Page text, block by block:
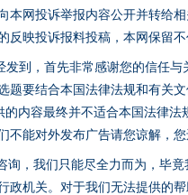
本网投诉举报内容公开并转给
反映投诉报料投稿，本网保留
到，首先非常感谢您的信任
题要结合本国法律法规和有关
的内容最终并不适合本国法律
不能对外发布广告请您谅解，
询，我们只能尽全力而为，毕
政机关。对于我们无法提供的
茶叶“